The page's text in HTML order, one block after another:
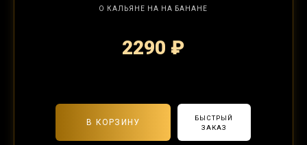
О КАЛЬЯНЕ НА НА БАНАНЕ
2290 ₽
В КОРЗИНУ
БЫСТРЫЙ
ЗАКАЗ